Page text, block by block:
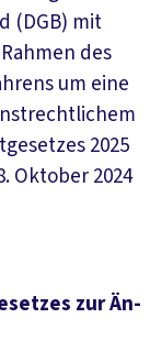
(DGB) mit
des
um eine
2025
Oktober 2024
zur Än­